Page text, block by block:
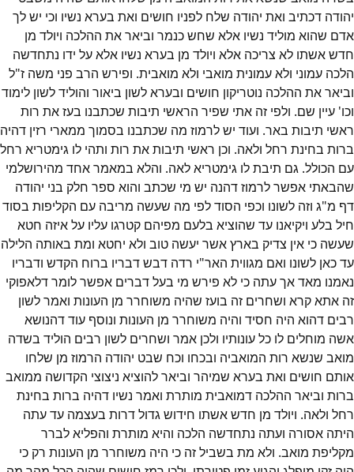
יהודה דכתיב ואת יהודה שלח לפניו חושים ואת בערא נשיו וכי יש לך
אדם שהוא מוליד נשיו אלא שחש כנמר וביאר את ההלכה ויולד מן
חדש אשתו לא צריכה אלא ויולד מן בערא נשיו אלא על ידו נתחדשה
הלכה עמוני ולא עמונית מואבי ולא מואבית. ופירש הרב פני משה ז"ל
וביאר את ההלכה נוטריקון חושים ובערא לשון ביאור והוליד לשון לימוד
וכו' עיין שם. ולפי זה אתי שפיר הראשי תיבות שכתבנו בעז את רות
ראשי תיבות באר. ועוד יש לרמוז מה שכתבנו בסמוך ממארי רזין דהיה
ברות בחינת רחל ולאה. וכן ראשי תיבות את רות ותהי לו גימטריא רחל
עם הכולל. גם תיבת לו גימטריא לאה. והלא במאמר אחד מהירושלמי
שהבאתי אפשר לרמוז דהנה יש מי שכתב והוא ספר חלק בני יהודה
דף מ"ג וזה לשונו וכפי הסוד לפי מה שעשה מריבה עם הקליפות בסוד
חיל בלע ויקיאנו עד שהוציא בלעם מפיהם קטרגו עליו על איזה חטא
שעשה כי אין צדיק בארץ אשר יעשה טוב ולא יחטא ומת באותה הלילה
עד כאן לשונו ואם מגווית האר"י רדה דבש דבריו ברוח הקדש ודבריו
נאמנו מאד אך עתה כי לא פירש מי בעל דברים אפשר לומר דלאפוקי
זה אתא קרא ושחרים זה בועז שהיה משוחרר מן העונות ואמר לשון
רבים דהוא היה חסיד והיה משוחרר מן העונות ונוסף עוד דהנושא
אשה מוחלים לו כל עונותיו ולכן אמר ושחרים לשון רבים הוליד בשדה
מואב שנשא רות המואביה ובכחו וכח שבט יהודה הרמוז מן שלחו
אותם חושים ואת בערא שמיהר וביאר להוציא ניצוצי הקדושה ממואב
ברות וביאר ההלכה דמואבית מותרת ואמר נשיו דהיה ברות בחינת
רחל ולאה. ויולד מן חדש אשתו חידוש גדול דרות בעצמה עד עתה
היתה אסורה ועתה נתחדשה הלכה והיא מותרת והפליא לברר
מקליפת מואב. ולא מת בשביל זה כי היה משוחרר מן העונות רק כי